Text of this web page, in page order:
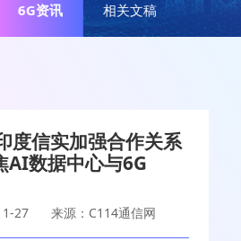
6G资讯 相关文稿
度信实加强合作关系
AI数据中心与6G
27 来源：C114通信网